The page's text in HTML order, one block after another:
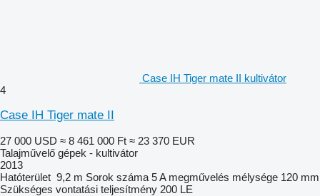
Case IH Tiger mate II kultivátor
4
Case IH Tiger mate II
27 000 USD ≈ 8 461 000 Ft ≈ 23 370 EUR
Talajművelő gépek - kultivátor
2013
Hatóterület 9,2 m Sorok száma 5A megművelés mélysége 120 mm
Szükséges vontatási teljesítmény 200 LE